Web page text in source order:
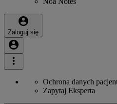
Zaloguj się
Ochrona danych
Zapytaj Eksperta